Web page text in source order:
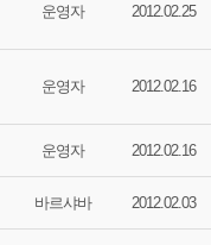
운영자 2012.02.25
운영자 2012.02.16
운영자 2012.02.16
바르샤바 2012.02.03